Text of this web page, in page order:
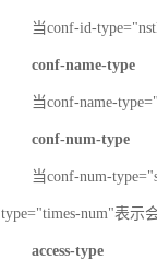
当conf-id-
conf-name-type
当conf-name-
conf-num-type
当conf-num-
type="times-num"表示
access-type